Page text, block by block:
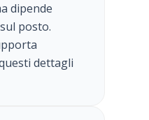
dipende
posto.
dettagli